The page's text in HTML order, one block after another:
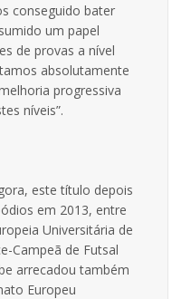
conseguido bater
um papel
de provas a nível
absolutamente
progressiva
níveis”.
este título depois
em 2013, entre
Universitária de
Campeã de Futsal
arrecadou também
Europeu